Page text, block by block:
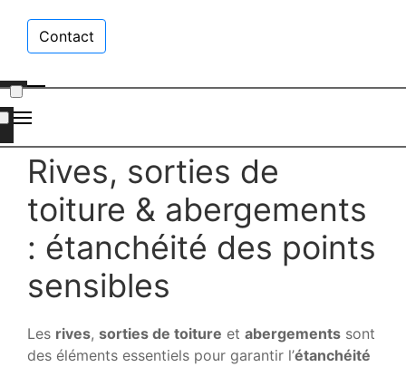
Contact
Rives, sorties de
toiture & abergements
: étanchéité des points
sensibles
Les rives, sorties de toiture et abergements sont
des éléments essentiels pour garantir l’étanchéité